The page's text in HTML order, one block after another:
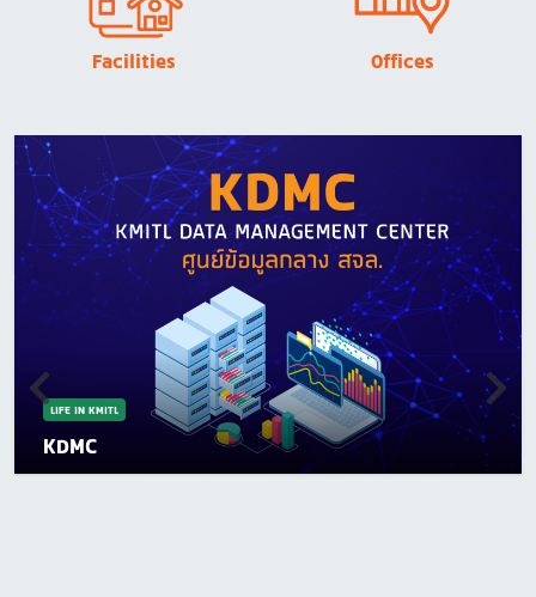
Facilities Offices
LIFE IN KMITL
KDMC